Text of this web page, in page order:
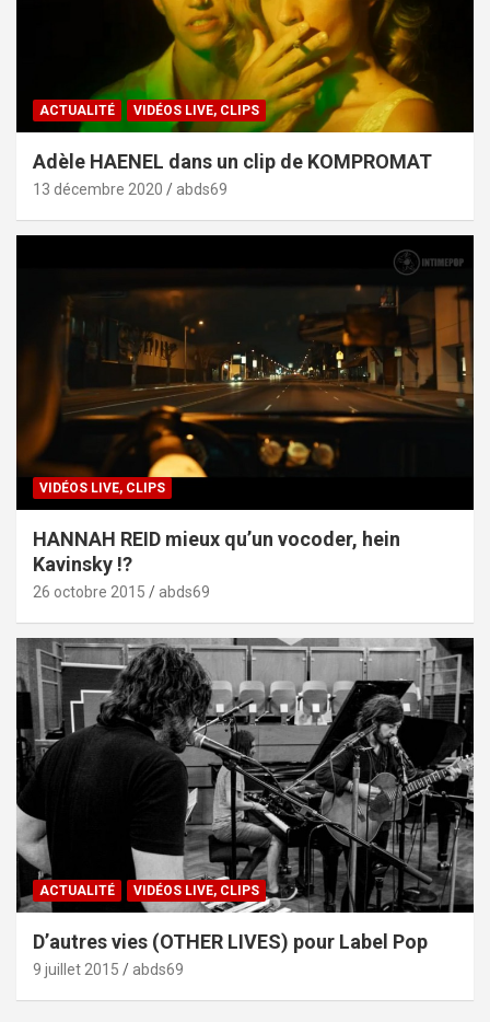
ACTUALITÉ VIDÉOS LIVE, CLIPS
Adèle HAENEL dans un clip de KOMPROMAT
13 décembre 2020 abds69
VIDÉOS LIVE, CLIPS
HANNAH REID mieux qu’un vocoder, hein
Kavinsky !?
26 octobre 2015 abds69
ACTUALITÉ VIDÉOS LIVE, CLIPS
D’autres vies (OTHER LIVES) pour Label Pop
9 juillet 2015 abds69